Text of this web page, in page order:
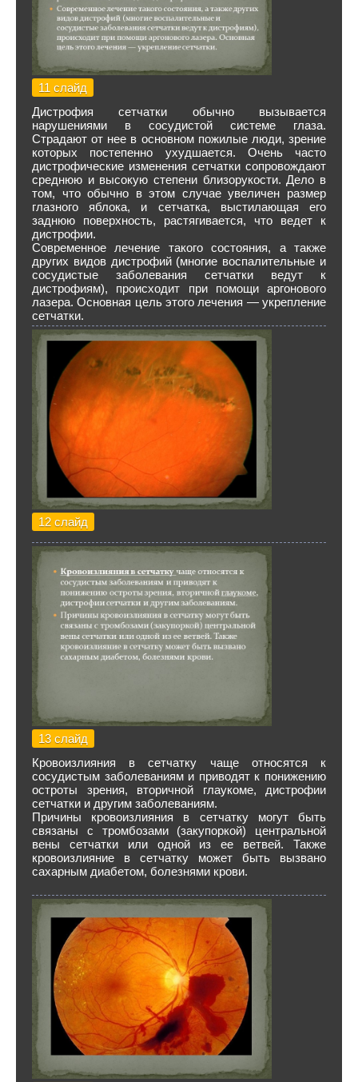
11 слайд
Дистрофия сетчатки обычно вызывается
нарушениями в сосудистой системе глаза.
Страдают от нее в основном пожилые люди, зрение
которых постепенно ухудшается. Очень часто
дистрофические изменения сетчатки сопровождают
среднюю и высокую степени близорукости. Дело в
том, что обычно в этом случае увеличен размер
глазного яблока, и сетчатка, выстилающая его
заднюю поверхность, растягивается, что ведет к
дистрофии.
Современное лечение такого состояния, а также
других видов дистрофий (многие воспалительные и
сосудистые заболевания сетчатки ведут к
дистрофиям), происходит при помощи аргонового
лазера. Основная цель этого лечения — укрепление
сетчатки.
12 слайд
13 слайд
Кровоизлияния в сетчатку чаще относятся к
сосудистым заболеваниям и приводят к понижению
остроты зрения, вторичной глаукоме, дистрофии
сетчатки и другим заболеваниям.
Причины кровоизлияния в сетчатку могут быть
связаны с тромбозами (закупоркой) центральной
вены сетчатки или одной из ее ветвей. Также
кровоизлияние в сетчатку может быть вызвано
сахарным диабетом, болезнями крови.